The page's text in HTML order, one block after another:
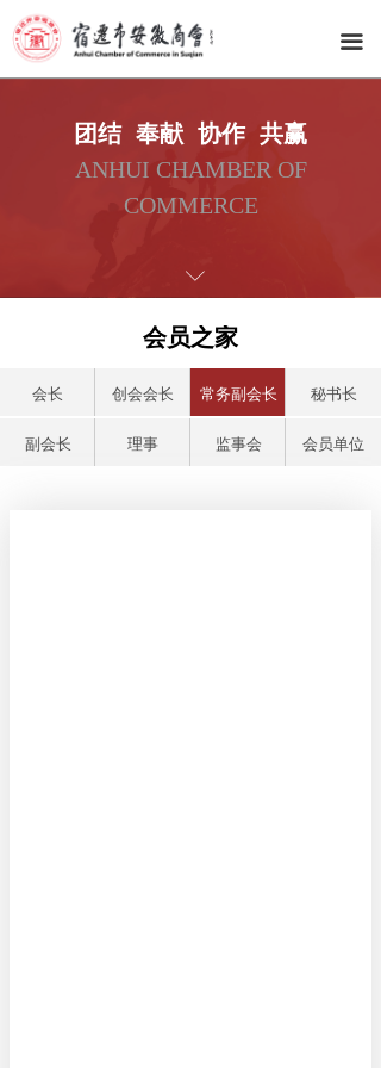
끀
网站首页
商会总览
商会动态
资源对接
联系我们
团结 奉献 协作 共赢
ANHUI CHAMBER OF
COMMERCE
ꀅ
会员之家
会长 创会会长 常务副会长 秘书长
副会长 理事 监事会 会员单位